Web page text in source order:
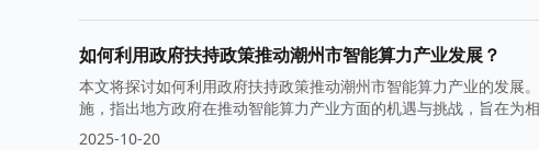
如何利用政府扶持政策推动潮州市智能算力产业发展？
本文将探讨如何利用政府扶持政策推动潮州市智能算力产业的发展
施，指出地方政府在推动智能算力产业方面的机遇与挑战，旨在为
2025-10-20